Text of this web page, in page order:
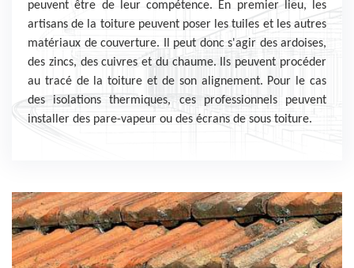
peuvent être de leur compétence. En premier lieu, les
artisans de la toiture peuvent poser les tuiles et les autres
matériaux de couverture. Il peut donc s'agir des ardoises,
des zincs, des cuivres et du chaume. Ils peuvent procéder
au tracé de la toiture et de son alignement. Pour le cas
des isolations thermiques, ces professionnels peuvent
installer des pare-vapeur ou des écrans de sous toiture.